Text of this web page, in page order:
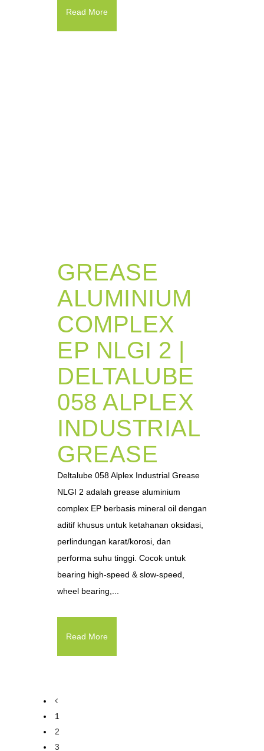
Read More
GREASE
ALUMINIUM
COMPLEX
EP NLGI 2 |
DELTALUBE
058 ALPLEX
INDUSTRIAL
GREASE
Deltalube 058 Alplex Industrial Grease
NLGI 2 adalah grease aluminium
complex EP berbasis mineral oil dengan
aditif khusus untuk ketahanan oksidasi,
perlindungan karat/korosi, dan
performa suhu tinggi. Cocok untuk
bearing high-speed & slow-speed,
wheel bearing,...
Read More
1
2
3